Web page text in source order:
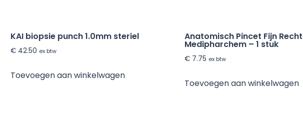
KAI biopsie punch 1.0mm steriel
€ 42.50 ex btw
Toevoegen aan winkelwagen
Anatomisch Pincet Fijn
Medipharchem – 1 stuk
€7.75 ex btw
Toevoegen aan winkelwagen